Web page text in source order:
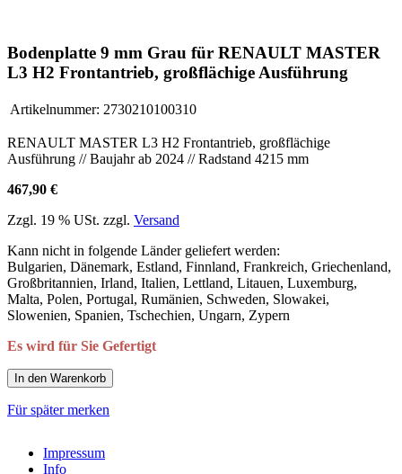
Bodenplatte 9 mm Grau für RENAULT MASTER
L3 H2 Frontantrieb, großflächige Ausführung
Artikelnummer: 2730210100310
RENAULT MASTER L3 H2 Frontantrieb, großflächige
Ausführung // Baujahr ab 2024 // Radstand 4215 mm
467,90 €
Zzgl. 19 % USt. zzgl. Versand
Kann nicht in folgende Länder geliefert werden:
Bulgarien, Dänemark, Estland, Finnland, Frankreich, Griechenland,
Großbritannien, Irland, Italien, Lettland, Litauen, Luxemburg,
Malta, Polen, Portugal, Rumänien, Schweden, Slowakei,
Slowenien, Spanien, Tschechien, Ungarn, Zypern
Es wird für Sie Gefertigt
In den Warenkorb
Für später merken
Impressum
Info